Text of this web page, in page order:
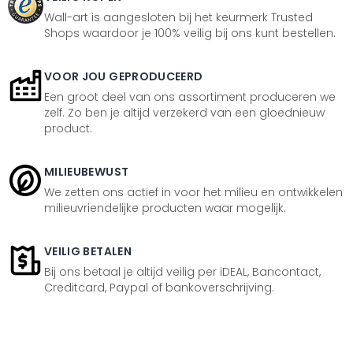
Wall-art is aangesloten bij het keurmerk Trusted
Shops waardoor je 100% veilig bij ons kunt bestellen.
VOOR JOU GEPRODUCEERD
Een groot deel van ons assortiment produceren we
zelf. Zo ben je altijd verzekerd van een gloednieuw
product.
MILIEUBEWUST
We zetten ons actief in voor het milieu en ontwikkelen
milieuvriendelijke producten waar mogelijk.
VEILIG BETALEN
Bij ons betaal je altijd veilig per iDEAL, Bancontact,
Creditcard, Paypal of bankoverschrijving.